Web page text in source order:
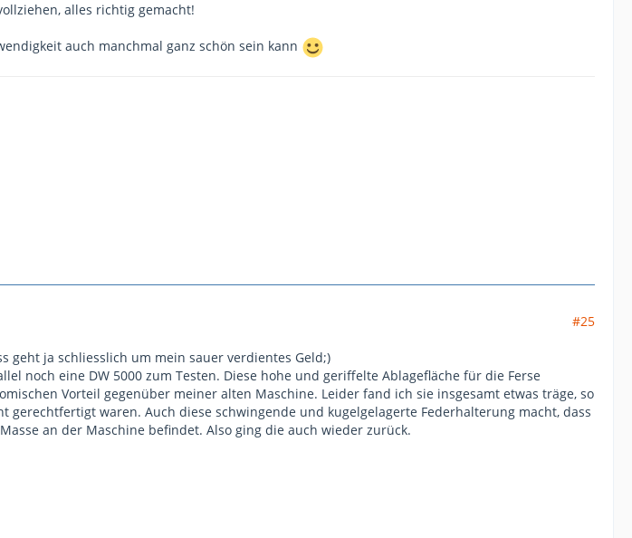
alles richtig gemacht!
auch manchmal ganz schön sein kann
#25
geht ja schliesslich um mein sauer verdientes Geld;)
noch eine DW 5000 zum Testen. Diese hohe und geriffelte Ablagefläche für die Ferse
Vorteil gegenüber meiner alten Maschine. Leider fand ich sie insgesamt etwas träge, so
gerechtfertigt waren. Auch diese schwingende und kugelgelagerte Federhalterung macht, dass
an der Maschine befindet. Also ging die auch wieder zurück.